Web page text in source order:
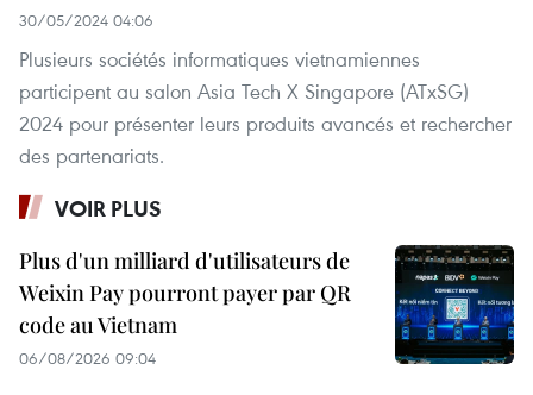
30/05/2024 04:06
Plusieurs sociétés informatiques vietnamiennes
participent au salon Asia Tech X Singapore (ATxSG)
2024 pour présenter leurs produits avancés et rechercher
des partenariats.
VOIR PLUS
Plus d'un milliard d'utilisateurs de
Weixin Pay pourront payer par QR
code au Vietnam
06/08/2026 09:04